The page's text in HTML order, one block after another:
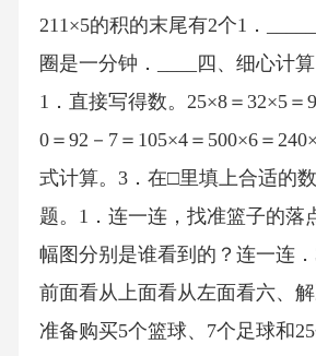
211×5的积的末尾有2个1．
圈是一分钟．____四、细心计算
1．直接写得数。25×8＝32×5＝
0＝92－7＝105×4＝500×6＝
式计算。3．在□里填上合适的
题。1．连一连，找准篮子的落
幅图分别是谁看到的？连一连
前面看从上面看从左面看六、
准备购买5个篮球、7个足球和25